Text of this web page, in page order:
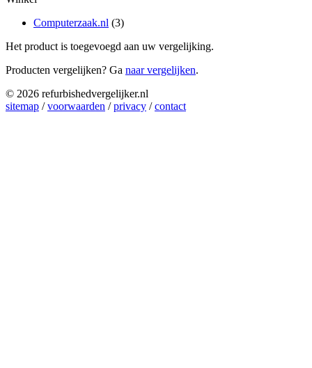
Computerzaak.nl (3)
Het product is toegevoegd aan uw vergelijking.
Producten vergelijken? Ga naar vergelijken.
© 2026 refurbishedvergelijker.nl
sitemap /voorwaarden /privacy /contact